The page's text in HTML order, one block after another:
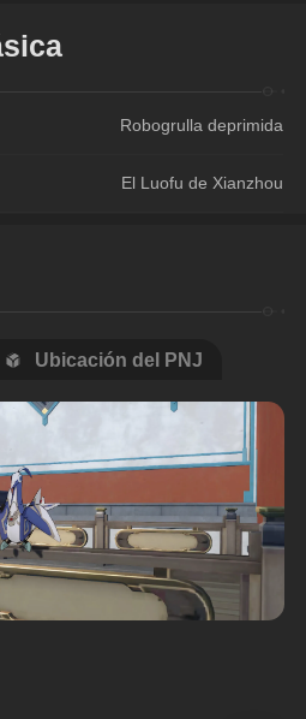
Robogrulla deprimida
El Luofu de Xianzhou
Ubicación del PNJ